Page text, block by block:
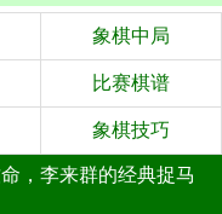
象棋中局
比赛棋谱
象棋技巧
，李来群的经典捉马